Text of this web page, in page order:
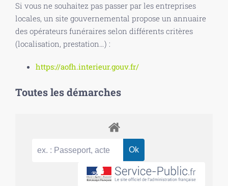
Si vous ne souhaitez pas passer par les entreprises
locales, un site gouvernemental propose un annuaire
des opérateurs funéraires selon différents critères
(localisation, prestation…) :
https://aofh.interieur.gouv.fr/
Toutes les démarches